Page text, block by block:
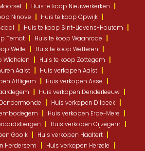
Huis te koop Nieuwerkerken
Ninove
Huis te koop Opwijk
Huis te koop Sint-Lievens-Houtem
Ternat
Huis te koop Waanrode
Welle
Huis te koop Wetteren
Wichelen
Huis te koop Zottegem
Aalst
Huis verkopen Aalst
Affligem
Huis verkopen Asse
Huis verkopen Denderleeuw
Huis verkopen Dilbeek
Huis verkopen Erpe-Mere
Huis verkopen Gijzegem
Gooik
Huis verkopen Haaltert
Herdersem
Huis verkopen Herzele